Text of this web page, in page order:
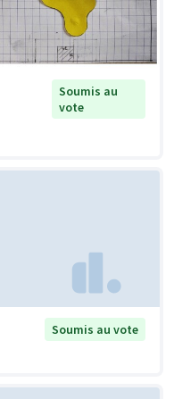
Soumis au
vote
Soumis au vote